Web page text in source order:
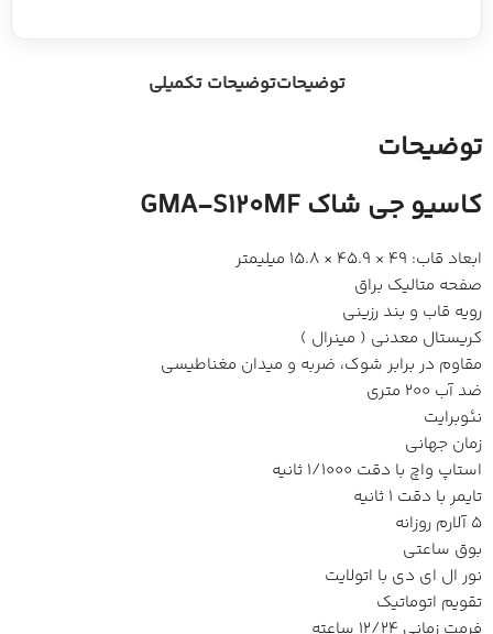
توضیحاتتوضیحات تکمیلی
توضیحات
کاسیو جی شاک GMA-S120MF
ابعاد قاب: 49 × 45.9 × 15.8 میلیمتر
صفحه متالیک براق
رویه قاب و بند رزینی
کریستال معدنی ( مینرال )
مقاوم در برابر شوک، ضربه و میدان مغناطیسی
ضد آب 200 متری
نئوبرایت
زمان جهانی
استاپ واچ با دقت 1/1000 ثانیه
تایمر با دقت 1 ثانیه
5 آلارم روزانه
بوق ساعتی
نور ال ای دی با اتولایت
تقویم اتوماتیک